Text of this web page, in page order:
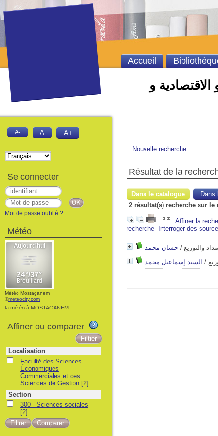
الاقتصادية و
Nouvelle recherche
Résultat de la
Dans le catalogue Dans
Affiner la
recherche
Interroger des
والتوزيع / حسان محمد
/ السيد إسماعيل محمد
Accueil
A- A A+
Se connecter
Mot de passe oublié ?
Météo
Météo Mostaganem
©meteocity.com
la météo à MOSTAGANEM
Affiner ou comparer
Localisation
Faculté des Sciences
Économiques
Commerciales et des
Sciences de Gestion [2]
Section
300 - Sciences sociales
[2]